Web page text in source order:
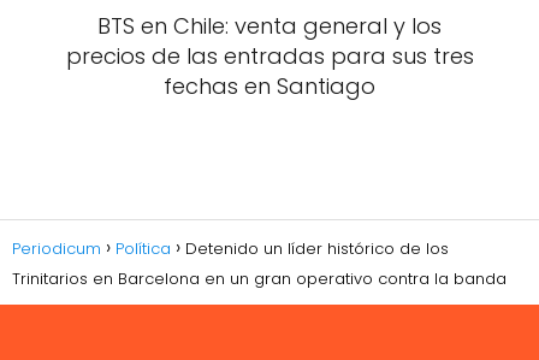
BTS en Chile: venta general y los
precios de las entradas para sus tres
fechas en Santiago
Periodicum Política
Detenido un líder histórico de los
Trinitarios en Barcelona en un gran operativo contra la banda